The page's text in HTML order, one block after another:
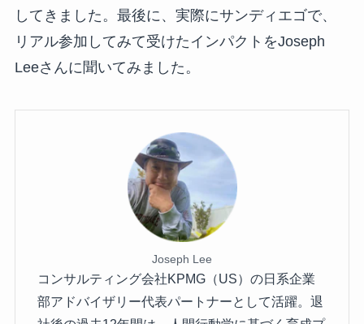
してきました。最後に、実際にサンディエゴで、
リアル参加してみて受けたインパクトをJoseph
Leeさんに聞いてみました。
Joseph Lee
コンサルティング会社KPMG（US）の日系企業
部アドバイザリー代表パートナーとして活躍。退